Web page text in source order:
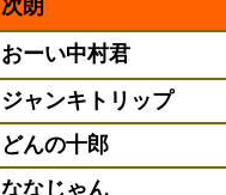
次朗
おーい中村君
ジャンキトリップ
どんの十郎
ななじゃん